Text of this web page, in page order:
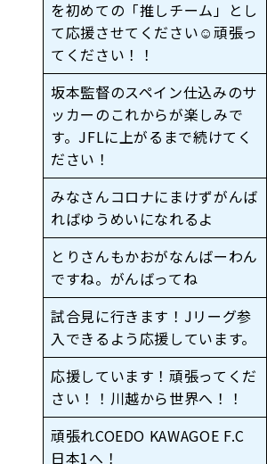
を初めての「推しチーム」とし
て応援させてください☺︎頑張っ
てください！！
坂本監督のスペイン仕込みのサ
ッカーのこれからが楽しみで
す。JFLに上がるまで続けてく
ださい！
みなさんコロナにまけずがんば
ればゆうめいになれるよ
とりさんもかおがなんばーわん
ですね。がんばってね
試合見に行きます！Jリーグ参
入できるよう応援しています。
応援しています！頑張ってくだ
さい！！川越から世界へ！！
頑張れCOEDO KAWAGOE F.C
日本1へ！